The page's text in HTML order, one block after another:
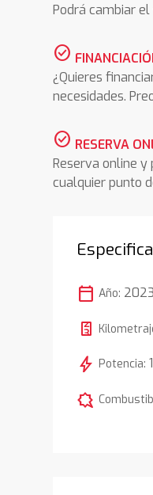
Podrá cambiar
check_circle
¿Quieres
necesidades.
check_circle RESERVA
Reserva online
cualquier punto
calendar_today Año: 2023
bolt Potencia:
comic_bubble